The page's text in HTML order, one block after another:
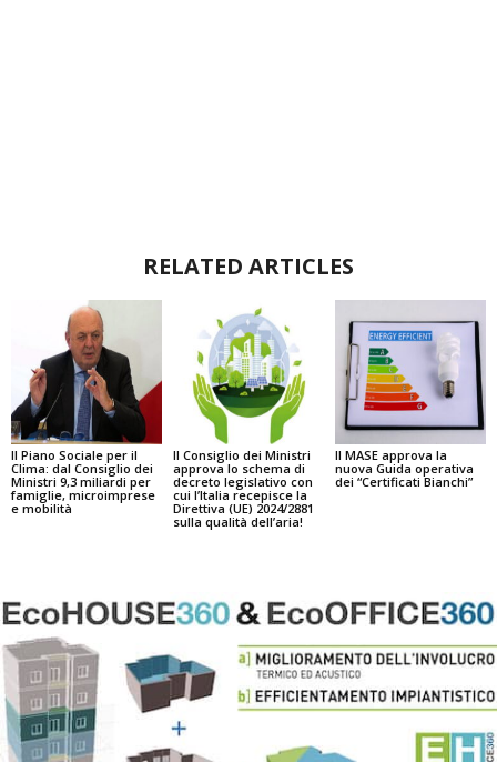
RELATED ARTICLES
Il Piano Sociale per il
Clima: dal Consiglio dei
Ministri 9,3 miliardi per
famiglie, microimprese
e mobilità
Il Consiglio dei Ministri
approva lo schema di
decreto legislativo con
cui l’Italia recepisce la
Direttiva (UE) 2024/2881
sulla qualità dell’aria!
Il MASE approva la
nuova Guida operativa
dei “Certificati Bianchi”